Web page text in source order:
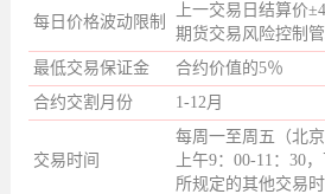
每日价格波动限制
上一交易日结算价
期货交易风险控制
最低交易保证金
合约价值的5％
合约交割月份
1-12月
交易时间
每周一至周五（北
上午9：00-11：30
所规定的其他交易时